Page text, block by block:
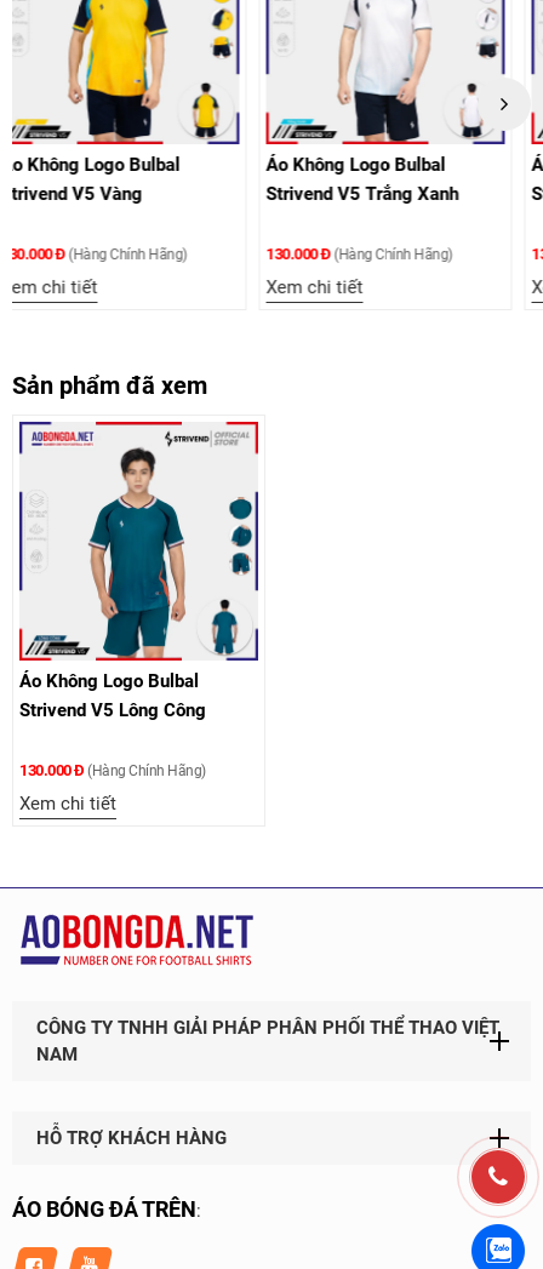
Áo Không Logo Bulbal
Strivend V5 Trắng Xanh
130.000 Đ(Hàng Chính Hãng)
Xem chi tiết
Áo Không Logo Bulbal
Strivend V5 Trắng Hồng
130.000 Đ(Hàng Chính Hãng)
Xem chi tiết
Sản phẩm đã xem
Áo Không Logo Bulbal
Strivend V5 Lông Công
130.000 Đ (Hàng Chính Hãng)
Xem chi tiết
CÔNG TY TNHH GIẢI PHÁP PHÂN PHỐI THỂ THAO VIỆT
NAM
HỖ TRỢ KHÁCH HÀNG
ÁO BÓNG ĐÁ TRÊN: